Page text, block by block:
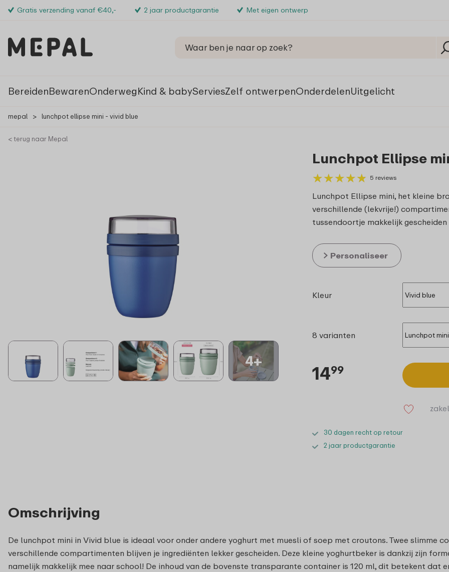
Gratis verzending vanaf €40,- 2 jaar productgarantie Met eigen ontwerp
BereidenBewarenOnderwegKind & babyServiesZelf ontwerpenOnderdelenUitgelicht
mepal > lunchpot ellipse mini - vivid blue
< terug naar Mepal
4+
Lunchpot Ellipse
★★★★★
★★★★★ 5 reviews
Lunchpot Ellipse mini, het kleine
verschillende (lekvrije!)
tussendoortje makkelijk
Personaliseer
Kleur
8 varianten
1499
30 dagen recht op retour
2 jaar productgarantie
Omschrijving
De lunchpot mini in Vivid blue is ideaal voor onder andere yoghurt met muesli of soep met croutons. Twee slimme
verschillende compartimenten blijven je ingrediënten lekker gescheiden. Deze kleine yoghurtbeker is dankzij zijn
namelijk makkelijk mee naar school! De inhoud van de bovenste transparante container is 120 ml, dit betekent